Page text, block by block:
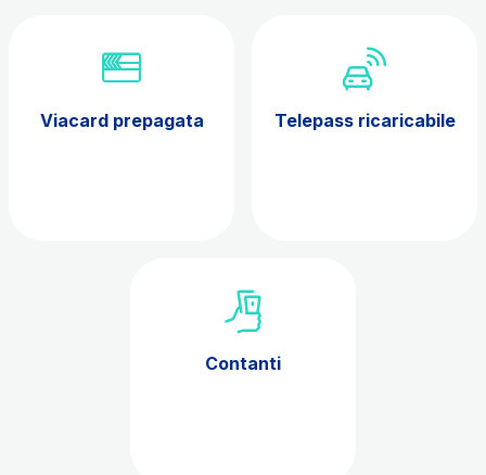
Viacard prepagata Telepass ricaricabile
Contanti